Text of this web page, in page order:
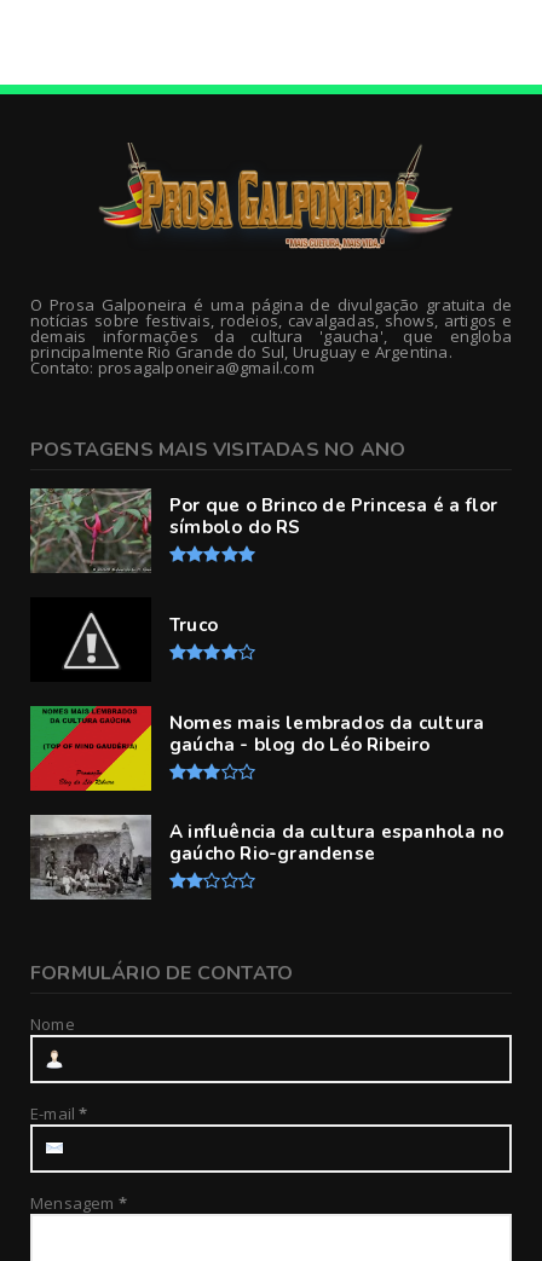
O Prosa Galponeira é uma página de divulgação gratuita de
notícias sobre festivais, rodeios, cavalgadas, shows, artigos e
demais informações da cultura 'gaucha', que engloba
principalmente Rio Grande do Sul, Uruguay e Argentina.
Contato: prosagalponeira@gmail.com
POSTAGENS MAIS VISITADAS NO ANO
Por que o Brinco de Princesa é a flor
símbolo do RS
Truco
Nomes mais lembrados da cultura
gaúcha - blog do Léo Ribeiro
A influência da cultura espanhola no
gaúcho Rio-grandense
FORMULÁRIO DE CONTATO
Nome
E-mail*
Mensagem *